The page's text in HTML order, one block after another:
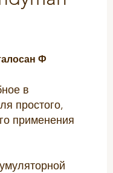
Ф
в
простого,
применения